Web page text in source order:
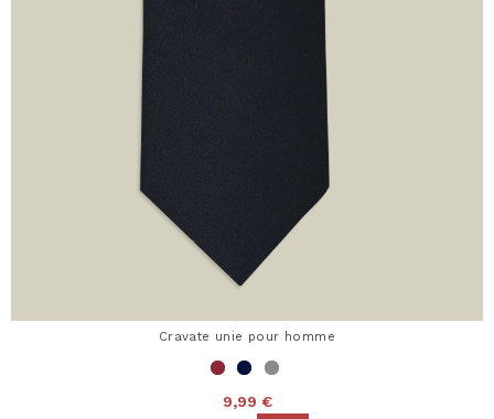
Cravate unie pour homme
9,99 €